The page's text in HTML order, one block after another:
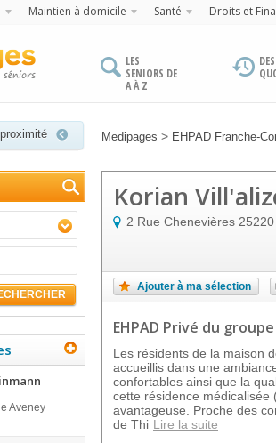
Maintien à domicile Santé Droits et
LES
SENIORS DE
A À Z
Medipages > EHPAD Franche-
Aveney
Korian
2 Rue Chenevières 25220
Ajouter à ma sélection
EHPAD Privé du groupe
Les résidents de la maison
accueillis dans une
confortables ainsi que la
cette résidence
avantageuse. Proche des
de Thi Lire la suite